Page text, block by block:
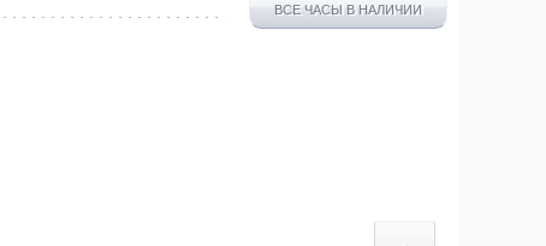
ВСЕ ЧАСЫ В НАЛИЧИИ